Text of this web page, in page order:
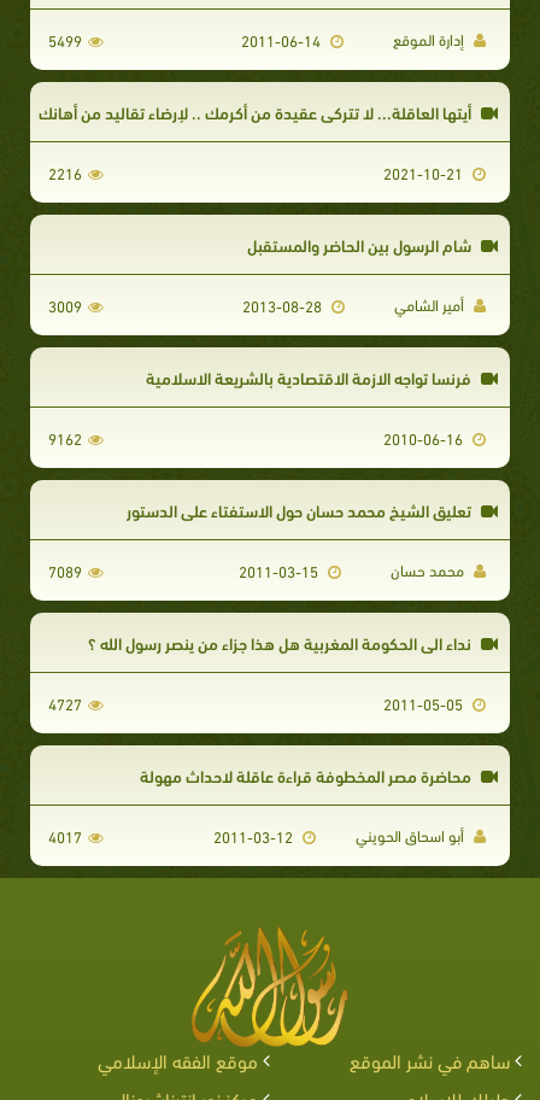
إدارة الموقع 2011-06-14
5499
أيتها العاقلة... لا تتركي عقيدة من أكرمك .. لإرضاء تقاليد من أهانك
2216
شام الرسول بين الحاضر والمستقبل
أمير الشامي 2013-08-28
3009
فرنسا تواجه الازمة الاقتصادية بالشريعة الاسلامية
9162
تعليق الشيخ محمد حسان حول الاستفتاء على الدستور
محمد حسان 7089
نداء الي الحكومة المغربية هل هذا جزاء من ينصر رسول الله ؟
4727
محاضرة مصر المخطوفة قراءة عاقلة لاحداث مهولة
أبو اسحاق الحويني 4017
ساهم في نشر الموقع
موقع الفقه الإسلامي